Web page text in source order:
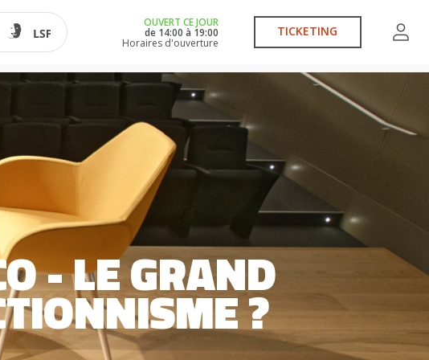
OUVERT CE JOUR
de 14:00 à 19:00
Horaires d'ouverture
TICKETING
- LE GRAND
?